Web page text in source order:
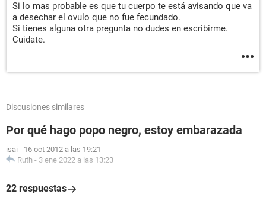
Si lo mas probable es que tu cuerpo te está avisando que va
a desechar el ovulo que no fue fecundado.
Si tienes alguna otra pregunta no dudes en escribirme.
Cuidate.
Discusiones similares
Por qué hago popo negro, estoy embarazada
isai - 16 oct 2012 a las 19:21
Ruth - 3 ene 2022 a las 13:23
22 respuestas